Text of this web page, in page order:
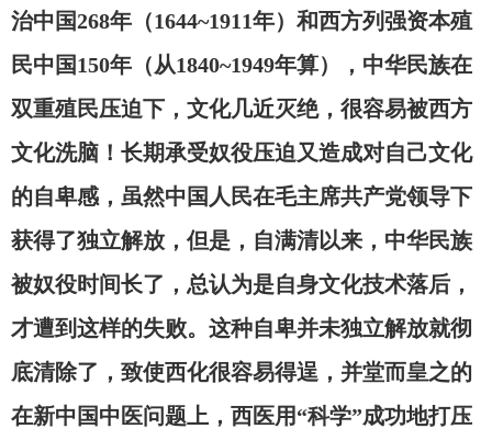
治中国268年（1644~1911年）和西方列强资本殖
民中国150年（从1840~1949年算），中华民族在
双重殖民压迫下，文化几近灭绝，很容易被西方
文化洗脑！长期承受奴役压迫又造成对自己文化
的自卑感，虽然中国人民在毛主席共产党领导下
获得了独立解放，但是，自满清以来，中华民族
被奴役时间长了，总认为是自身文化技术落后，
才遭到这样的失败。这种自卑并未独立解放就彻
底清除了，致使西化很容易得逞，并堂而皇之的
在新中国中医问题上，西医用“科学”成功地打压